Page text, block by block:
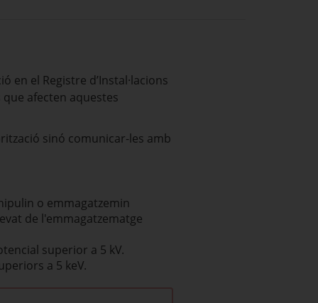
en el Registre d’Instal·lacions
afecten aquestes
sinó comunicar-les amb
o emmagatzemin
de l'emmagatzematge
superior a 5 kV.
a 5 keV.